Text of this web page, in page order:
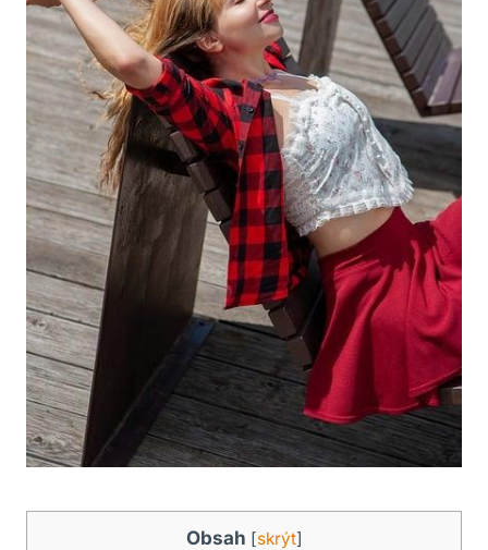
Obsah [skrýt]